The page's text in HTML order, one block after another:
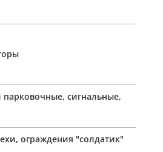
сигнальные,
ограждения "солдатик"